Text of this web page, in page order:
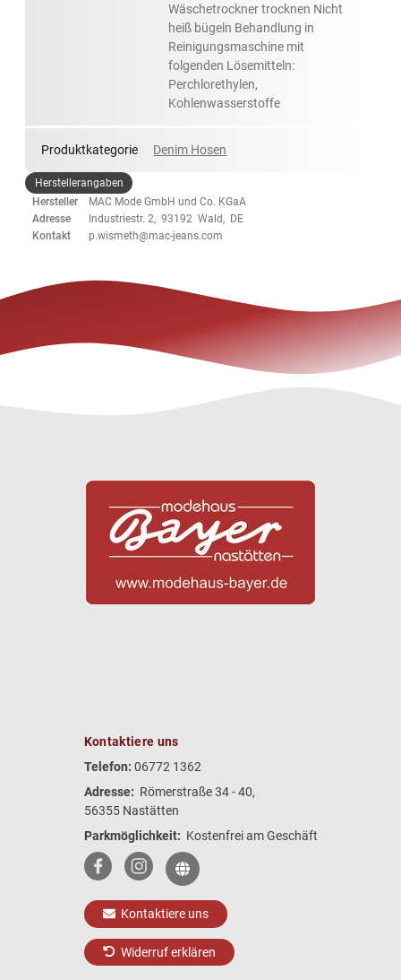
Wäschetrockner trocknen Nicht
heiß bügeln Behandlung in
Reinigungsmaschine mit
folgenden Lösemitteln:
Perchlorethylen,
Kohlenwasserstoffe
Produktkategorie Denim Hosen
Herstellerangaben
Hersteller
MAC Mode GmbH und Co. KGaA
Adresse
Industriestr. 2, 93192 Wald, DE
Kontakt
p.wismeth@mac-jeans.com
Kontaktiere uns
Telefon: 06772 1362
Adresse: Römerstraße 34 - 40,
56355 Nastätten
Parkmöglichkeit: Kostenfrei am Geschäft
Kontaktiere uns
Widerruf erklären